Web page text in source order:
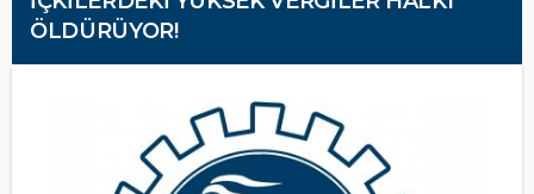
ÖLDÜRÜYOR!